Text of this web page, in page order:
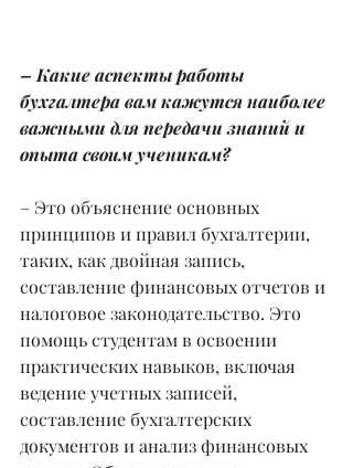
– Какие аспекты работы
бухгалтера вам кажутся наиболее
важными для передачи знаний и
опыта своим ученикам?
– Это объяснение основных
принципов и правил бухгалтерии,
таких, как двойная запись,
составление финансовых отчетов и
налоговое законодательство. Это
помощь студентам в освоении
практических навыков, включая
ведение учетных записей,
составление бухгалтерских
документов и анализ финансовых